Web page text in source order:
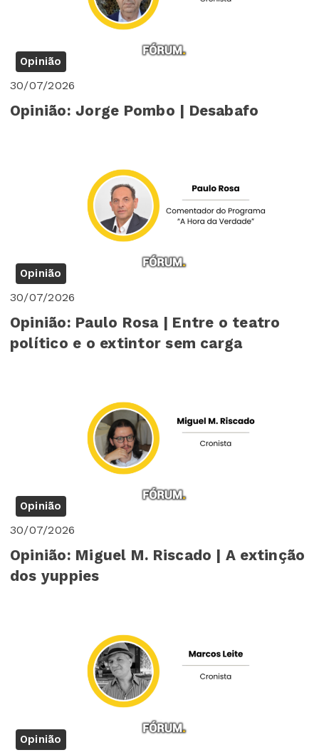
Opinião
30/07/2026
Opinião: Jorge Pombo | Desabafo
Opinião
30/07/2026
Opinião: Paulo Rosa | Entre o teatro
político e o extintor sem carga
Opinião
30/07/2026
Opinião: Miguel M. Riscado | A extinção
dos yuppies
Opinião